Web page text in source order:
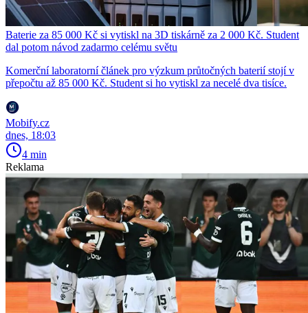
Baterie za 85 000 Kč si vytiskl na 3D tiskárně za 2 000 Kč. Student
dal potom návod zadarmo celému světu
Komerční laboratorní článek pro výzkum průtočných baterií stojí v
přepočtu až 85 000 Kč. Student si ho vytiskl za necelé dva tisíce.
Mobify.cz
dnes, 18:03
4 min
Reklama